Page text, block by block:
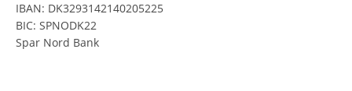
IBAN: DK3293142140205225
BIC: SPNODK22
Spar Nord Bank